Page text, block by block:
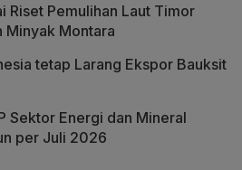
Riset Pemulihan Laut Timor
Minyak Montara
tetap Larang Ekspor Bauksit
Sektor Energi dan Mineral
per Juli 2026